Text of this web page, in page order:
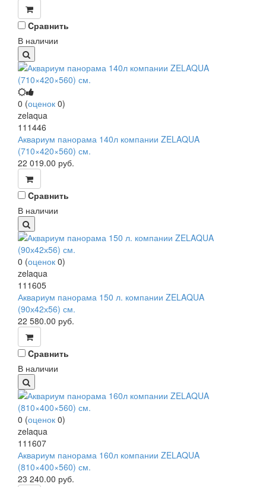
Cравнить
В наличии
0 (оценок 0)
zelaqua
111446
Аквариум панорама 140л компании ZELAQUA
(710×420×560) см.
22 019.00 руб.
Cравнить
В наличии
0 (оценок 0)
zelaqua
111605
Аквариум панорама 150 л. компании ZELAQUA
(90х42х56) см.
22 580.00 руб.
Cравнить
В наличии
0 (оценок 0)
zelaqua
111607
Аквариум панорама 160л компании ZELAQUA
(810×400×560) см.
23 240.00 руб.